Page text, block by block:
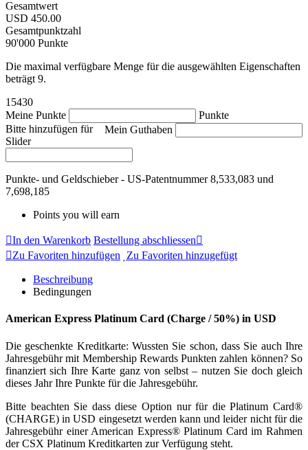
Gesamtwert
USD 450.00
Gesamtpunktzahl
90'000 Punkte
Die maximal verfügbare Menge für die ausgewählten Eigenschaften
beträgt 9.
15430
Meine Punkte
Punkte
Mein Guthaben
Bitte hinzufügen für
Slider
Punkte- und Geldschieber - US-Patentnummer 8,533,083 und
7,698,185
Points you will earn
In den Warenkorb Bestellung abschliessen
Zu Favoriten hinzufügen
Zu Favoriten hinzugefügt
Beschreibung
Bedingungen
American Express Platinum Card (Charge / 50%) in USD
Die geschenkte Kreditkarte: Wussten Sie schon, dass Sie auch Ihre
Jahresgebühr mit Membership Rewards Punkten zahlen können? So
finanziert sich Ihre Karte ganz von selbst – nutzen Sie doch gleich
dieses Jahr Ihre Punkte für die Jahresgebühr.
Bitte beachten Sie dass diese Option nur für die Platinum Card®
(CHARGE) in USD eingesetzt werden kann und leider nicht für die
Jahresgebühr einer American Express® Platinum Card im Rahmen
der CSX Platinum Kreditkarten zur Verfügung steht.